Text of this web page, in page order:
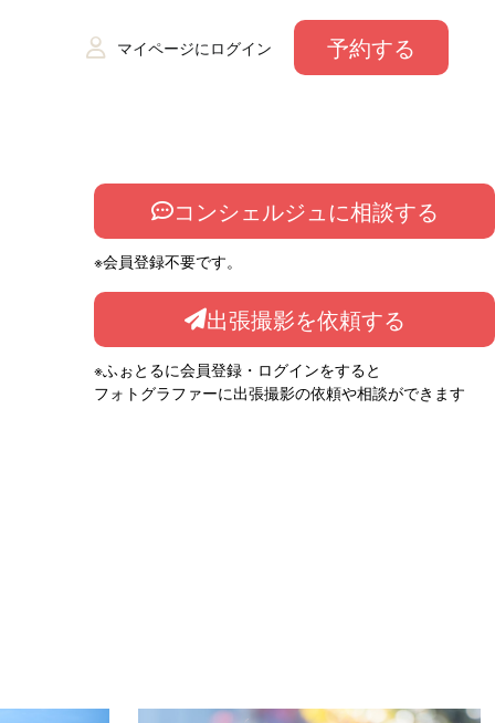
マイページにログイン 予約する
コンシェルジュに相談する
※会員登録不要です。
出張撮影を依頼する
※ふぉとるに会員登録・ログインをすると
フォトグラファーに出張撮影の依頼や相談ができます